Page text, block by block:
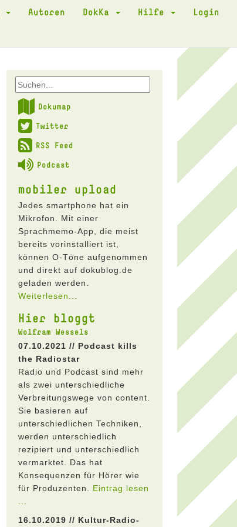
Autoren DokKa Hilfe Login
Dokumap
Twitter
RSS Feed
Podcast
mobiler upload
Jedes smartphone hat ein
Mikrofon. Mit einer
Sprachmemo-App, die meist
bereits vorinstalliert ist,
können O-Töne aufgenommen
und direkt auf dokublog.de
geladen werden.
Weiterlesen...
Hier bloggt
Wolfram Wessels
07.10.2021 // Podcast kills
the Radiostar
Radio und Podcast sind mehr
als zwei unterschiedliche
Verbreitungswege von content.
Sie basieren auf
unterschiedlichen Techniken,
werden unterschiedlich
rezipiert und unterschiedlich
vermarktet. Das hat
Konsequenzen für Hörer wie
für Produzenten. Eintrag lesen
16.10.2019 // Kultur-Radio-